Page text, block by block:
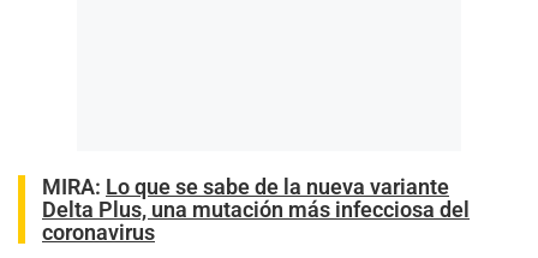
MIRA: Lo que se sabe de la nueva variante
Delta Plus, una mutación más infecciosa del
coronavirus